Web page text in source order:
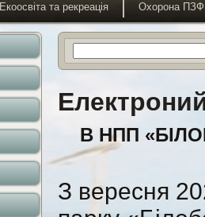
Екоосвіта та рекреація Охорона ПЗФ
В НПП
З вересня